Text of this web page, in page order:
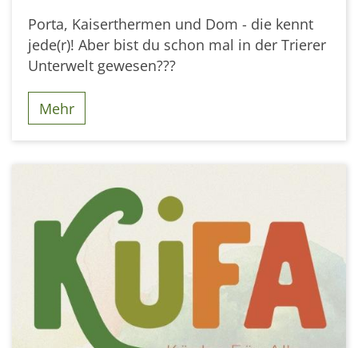
Porta, Kaiserthermen und Dom - die kennt
jede(r)! Aber bist du schon mal in der Trierer
Unterwelt gewesen???
Mehr